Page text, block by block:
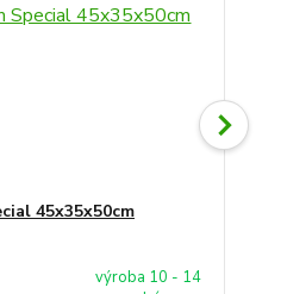
45x35x50cm
výroba 10 - 14